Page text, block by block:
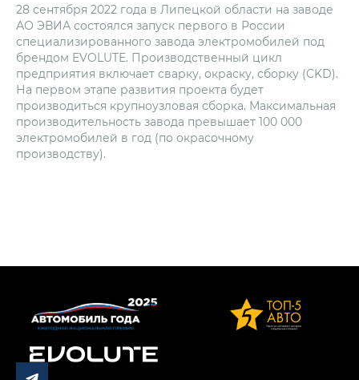
28 сентября 2022 года в Липецкой области на заводе
АО ЭВИА состоялся запуск первого в России
специализированного завода электромобилей под
брендом EVOLUTE. Производственный цикл
предприятия включает сварку, окраску, сборку (CKD).
На первом этапе развития проекта будет
производиться крупноузловая сборка. Максимальная
производительность завода превышает 100 000
электромобилей в год (по окрасочному
производству).